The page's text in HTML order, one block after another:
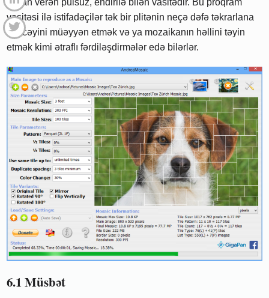
imkan verən pulsuz, endirilə bilən vasitədir. Bu proqram
vasitəsi ilə istifadəçilər tək bir plitənin neçə dəfə təkrarlana
biləcəyini müəyyən etmək və ya mozaikanın həllini təyin
etmək kimi ətraflı fərdiləşdirmələr edə bilərlər.
6.1 Müsbət